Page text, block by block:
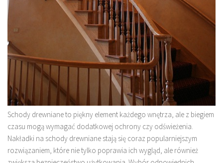
Schody drewniane to piękny element każdego wnętrza, ale z biegiem
czasu mogą wymagać dodatkowej ochrony czy odświeżenia.
Nakładki na schody drewniane stają się coraz popularniejszym
rozwiązaniem, które nie tylko poprawia ich wygląd, ale również